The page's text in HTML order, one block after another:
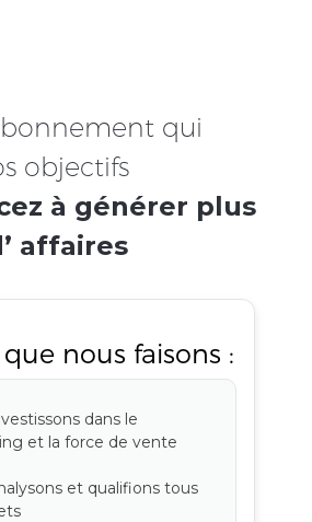
qui
objectifs
à générer plus
affaires
nous faisons :
dans le
et la force de vente
et qualifions tous